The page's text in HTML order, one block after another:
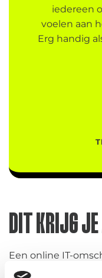
iedereen
voelen aan
Erg handig
DIT KRIJG
Een online IT-
binnen 12 weken